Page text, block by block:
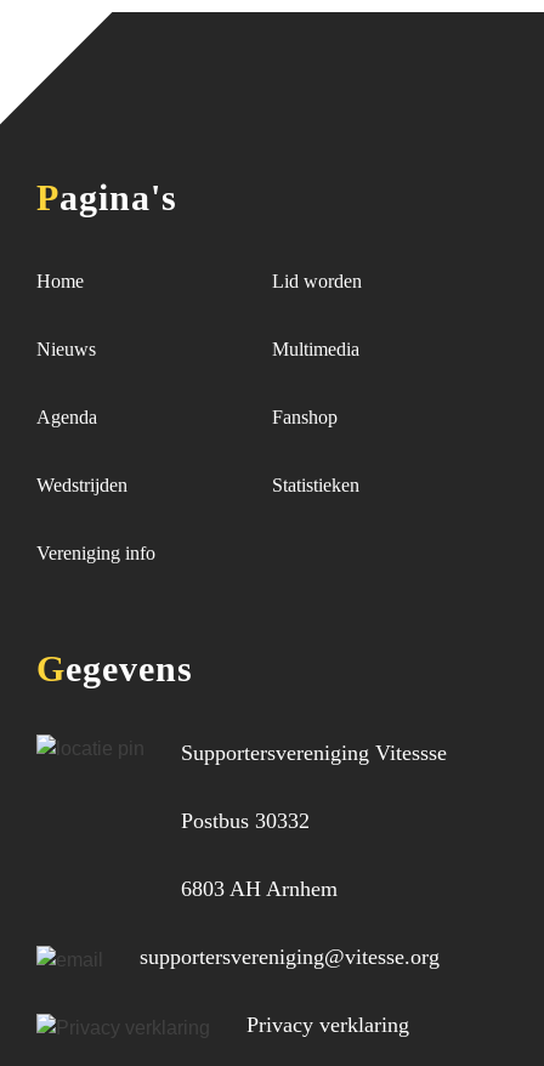
Pagina's
Home
Nieuws
Agenda
Wedstrijden
Vereniging info
Lid worden
Multimedia
Fanshop
Statistieken
Gegevens
Supportersvereniging Vitessse
Postbus 30332
6803 AH Arnhem
supportersvereniging@vitesse.org
Privacy verklaring